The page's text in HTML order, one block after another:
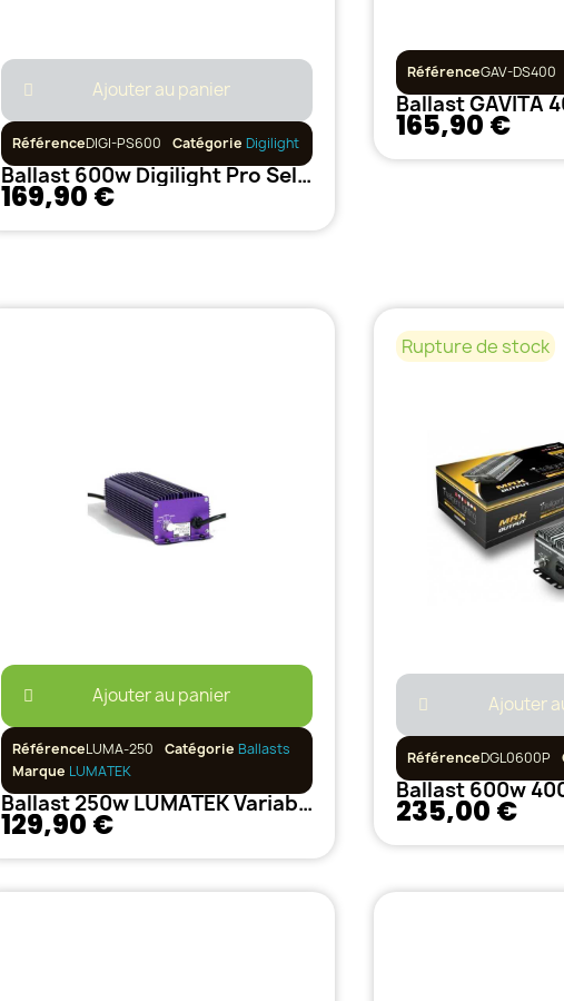
Ajouter au panier
RéférenceDIGI-PS600 Catégorie Digilight
Ballast 600w Digilight Pro Select
169,90 €
RéférenceGAV-DS400
165,90 €
Ajouter au panier
RéférenceLUMA-250 Catégorie Ballasts
Marque LUMATEK
Ballast 250w LUMATEK Variable
129,90 €
Rupture de stock
Ajouter
RéférenceDGL0600P
235,00 €